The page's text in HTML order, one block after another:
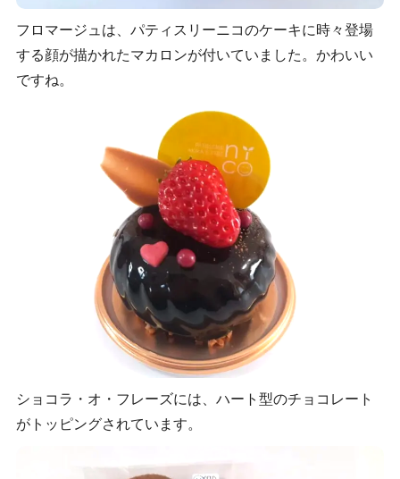
フロマージュは、パティスリーニコのケーキに時々登場
する顔が描かれたマカロンが付いていました。かわいい
ですね。
ショコラ・オ・フレーズには、ハート型のチョコレート
がトッピングされています。